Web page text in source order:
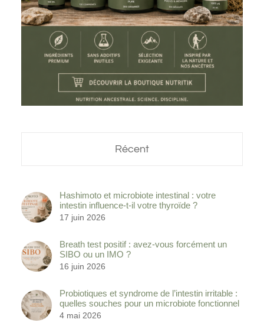
Récent
Hashimoto et microbiote intestinal : votre
intestin influence-t-il votre thyroïde ?
17 juin 2026
Breath test positif : avez-vous forcément un
SIBO ou un IMO ?
16 juin 2026
Probiotiques et syndrome de l’intestin irritable :
quelles souches pour un microbiote fonctionnel
4 mai 2026